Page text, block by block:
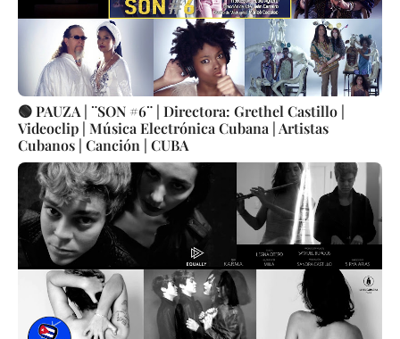
🟢 PAUZA | ¨SON #6¨ | Directora: Grethel Castillo |
Videoclip | Música Electrónica Cubana | Artistas
Cubanos | Canción | CUBA